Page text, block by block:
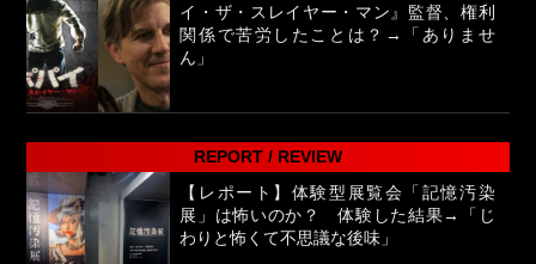
イ・ザ・スレイヤー・マン』監督、権利
関係で苦労したことは？→「ありませ
ん」
REPORT / REVIEW
【レポート】体験型展覧会「記憶汚染
展」は怖いのか？ 体験した結果→「じ
わりと怖くて不思議な後味」